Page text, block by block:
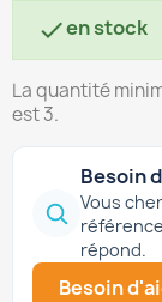
en stock
La quantité
est 3.
Besoin
Vous
répond.
Besoin